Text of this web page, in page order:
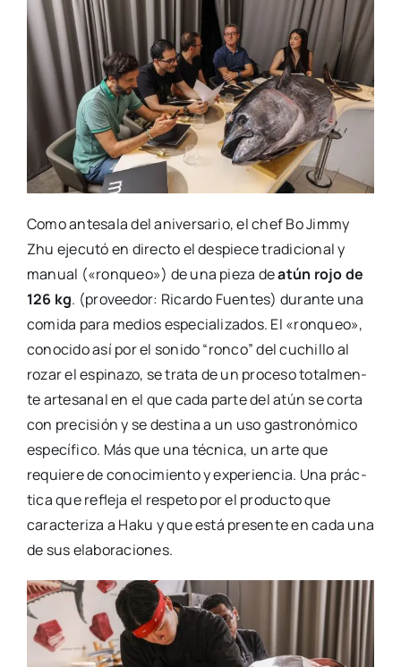
Como ante­sa­la del ani­ver­sa­rio, el chef Bo Jimmy
Zhu eje­cu­tó en direc­to el des­pie­ce tra­di­cio­nal y
manual («ron­queo») de una pie­za deatún rojo de
126 kg. (pro­vee­dor: Ricar­do Fuen­tes) duran­te una
comi­da para medios espe­cia­li­za­dos. El «ron­queo»,
cono­ci­do así por el soni­do “ron­co” del cuchi­llo al
rozar el espi­na­zo, se tra­ta de un pro­ce­so total­men­
te arte­sa­nal en el que cada par­te del atún se cor­ta
con pre­ci­sión y se des­ti­na a un uso gas­tro­nó­mi­co
espe­cí­fi­co. Más que una téc­ni­ca, un arte que
requie­re de cono­ci­mien­to y expe­rien­cia. Una prác­
ti­ca que refle­ja el res­pe­to por el pro­duc­to que
carac­te­ri­za a Haku y que está pre­sen­te en cada una
de sus ela­bo­ra­cio­nes.